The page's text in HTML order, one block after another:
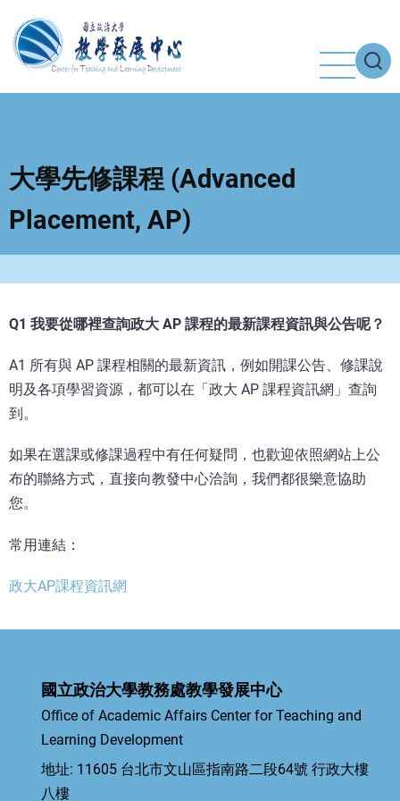
至
主
大學先修課程 (Advanced
Placement, AP)
Q1 我要從哪裡查詢政大 AP 課程的最新課程資訊與公告呢？
A1 所有與 AP 課程相關的最新資訊，例如開課公告、修課說
明及各項學習資源，都可以在「政大 AP 課程資訊網」查詢
到。
如果在選課或修課過程中有任何疑問，也歡迎依照網站上公
布的聯絡方式，直接向教發中心洽詢，我們都很樂意協助
您。
常用連結：
政大AP課程資訊網
國立政治大學教務處教學發展中心
Office of Academic Affairs Center for Teaching and
Learning Development
地址: 11605 台北市文山區指南路二段64號 行政大樓
八樓